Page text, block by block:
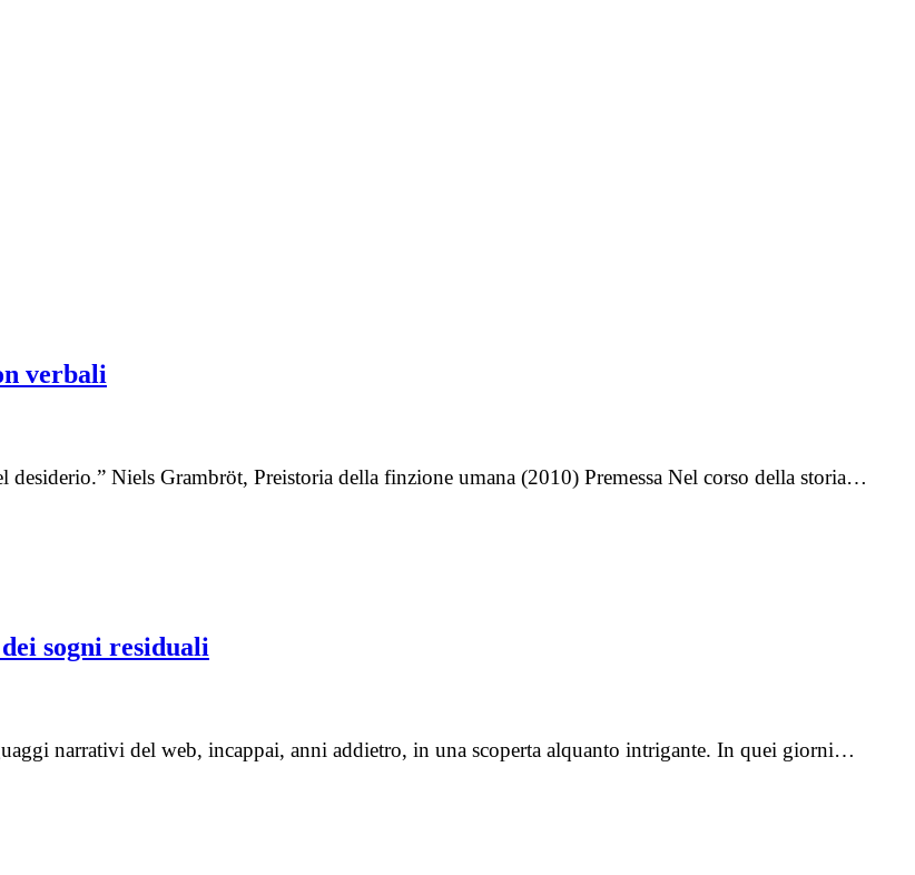
verbali
Niels Grambröt, Preistoria della finzione umana (2010) Premessa Nel corso della storia…
sogni residuali
narrativi del web, incappai, anni addietro, in una scoperta alquanto intrigante. In quei giorni…